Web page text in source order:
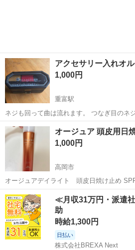
アクセサリー入れオ
1,000円
重富駅
ネジも回って曲は流れます。 つなぎ目のネ
富山 小矢部市 その他
オージュア 頭皮用日
1,000円
高岡市
オージュアデイライト 頭皮日焼け止め SPF50+ PA++++ 少量
ました。 他にも化粧品、スキンケア等出品してます😌 楽天ペイ、
PayPayの決済でも大丈夫です🙆‍♀️
富山 高岡市 ヘアケア
≪月収31万円・派遣
助
時給1,300円
日払い
株式会社BREXA Next